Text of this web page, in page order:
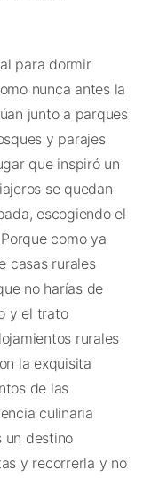
para dormir
nunca antes la
junto a parques
y parajes
que inspiró un
se quedan
escogiendo el
como ya
casas rurales
no harías de
y el trato
rurales
la exquisita
de las
culinaria
un destino
y recorrerla y no